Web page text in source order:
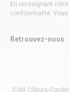
En renseignant
confidentialité.
Retrouvez-nous
Côté Clôture-